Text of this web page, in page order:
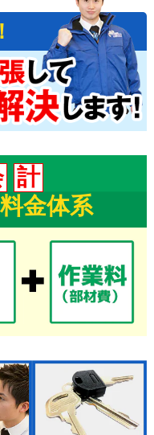
計
金体系